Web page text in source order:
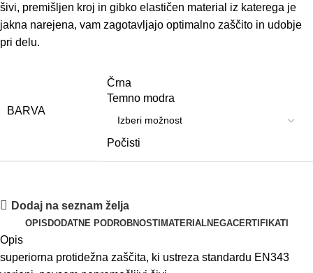
šivi, premišljen kroj in gibko elastičen material iz katerega je
jakna narejena, vam zagotavljajo optimalno zaščito in udobje
pri delu.
BARVA
Črna
Temno modra
Počisti
Dodaj na seznam želja
OPIS DODATNE PODROBNOSTI MATERIALNEGACERTIFIKATI
Opis
superiorna protidežna zaščita, ki ustreza standardu EN343